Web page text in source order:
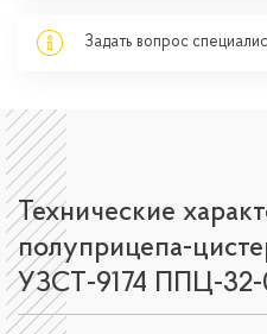
Задать вопрос
Технические
полуприцепа-
УЗСТ-9174 ППЦ-32-